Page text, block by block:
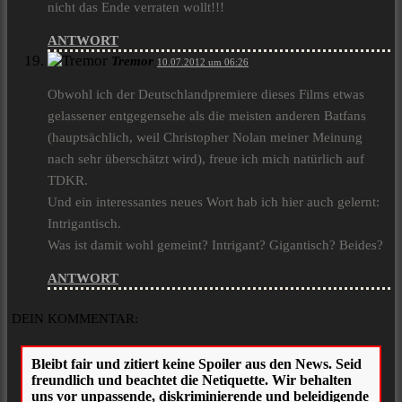
nicht das Ende verraten wollt!!!
ANTWORT
Tremor 10.07.2012 um 06:26
Obwohl ich der Deutschlandpremiere dieses Films etwas
gelassener entgegensehe als die meisten anderen Batfans
(hauptsächlich, weil Christopher Nolan meiner Meinung
nach sehr überschätzt wird), freue ich mich natürlich auf
TDKR.
Und ein interessantes neues Wort hab ich hier auch gelernt:
Intrigantisch.
Was ist damit wohl gemeint? Intrigant? Gigantisch? Beides?
ANTWORT
DEIN KOMMENTAR: